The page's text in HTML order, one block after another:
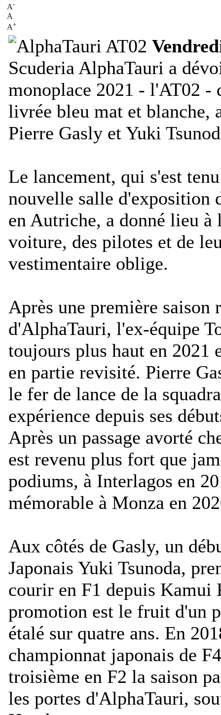
A-
A
A+
Scuderia AlphaTauri a
monoplace 2021 - l'AT02 -
livrée bleu mat et blanche,
Pierre Gasly et Yuki
Le lancement, qui s'est
nouvelle salle d'exposition
en Autriche, a donné lieu à
voiture, des pilotes et de
vestimentaire oblige.
Après une première saison
d'AlphaTauri, l'ex-équipe
toujours plus haut en 2021
en partie revisité. Pierre
le fer de lance de la
expérience depuis ses
Après un passage avorté
est revenu plus fort que
podiums, à Interlagos en
mémorable à Monza en
Aux côtés de Gasly, un
Japonais Yuki Tsunoda,
courir en F1 depuis Kamui
promotion est le fruit d'un
étalé sur quatre ans. En
championnat japonais de
troisième en F2 la saison
les portes d'AlphaTauri,